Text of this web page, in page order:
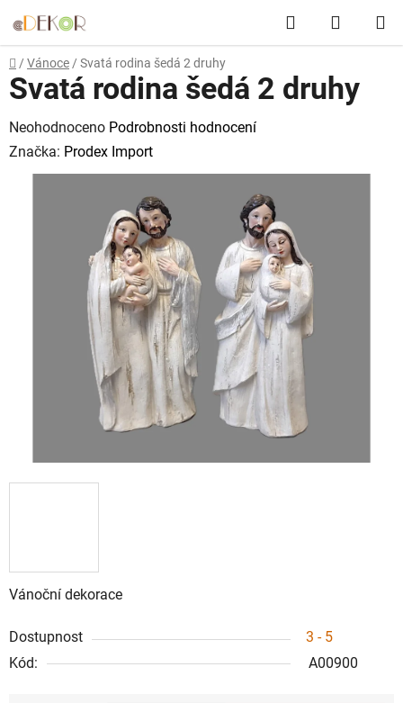
na
obsah
Hledat
KOŠÍK
Domů
/ Vánoce / Svatá rodina šedá 2 druhy
Vánoční dekorace
Dostupnost
3 - 5
Kód:
A00900
Svatá rodina šedá 2 druhy
Průměrné
hodnocení
produktu
Neohodnoceno Podrobnosti hodnocení
Značka: Prodex Import